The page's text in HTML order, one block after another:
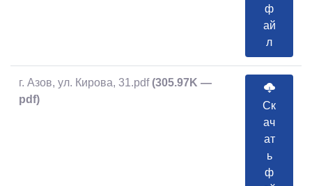
ф
ай
л
г. Азов, ул. Кирова, 31.pdf (305.97K —
pdf)
Ск
ач
ат
ь
ф